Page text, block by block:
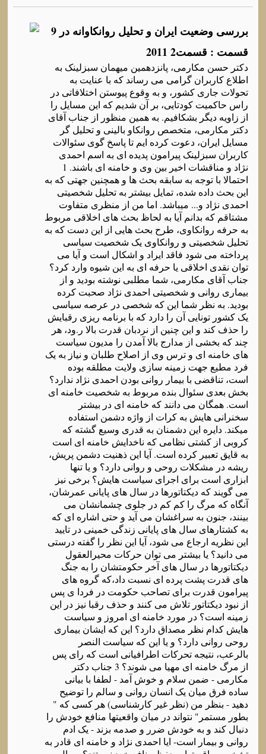
بررسی وضعیت ایران و تحلیل روانکاوانه در 9
قسمت : قسمت2 2011
دکتر حسن مکارمی، پانزدهمین میهمان سبزلینک به
اطلاع کاربران گرامی می رساند که با عنایت به
تحولات جاری کشور، و به وقوع پیوستن اختلافاتی در
راس حاکمیت کودتایی، بر آن شدیم که این مسایل را
از زاویه دیگر بشکافیم. به همین منظور از جناب آقای
دکتر مکارمی، متخصص روانکاو بالینی و تحلیل گر
مسایل ایران، دعوت کرده ایم تا پاسخ گوی سئوالات
کاربران سبزلینک پیرامون پدیده ای به اسم احمدی
نژاد و مناقشات اخیر بین وی و خامنه ای باشند. 1
احتمالا با توجه به سابقه بحث ها و همچنین جهتی که به
این بحث داده شده، تمایل بیشتر به تحلیل شخصیتی
احمدی نژاد و... میباشد. اما من از منظری متفاوت
مشتاقم که بدانم آیا به لحاظ بحث های اخلاقی مربوط
به حرفه روانکاوی، طرح بحث هایی از این دست که به
تحلیل شخصیتی و روانکاوی یک شخصیت سیاسی
پرداخته می شود فاقد ایراد و اشکال است و آیا می
توان نقدی اخلاقی یا حرفه ای به این شیوه وارد کرد؟
جناب آقای مکارمی، شما مطلبی نوشته بودید و از
بیماری روانی و شخصیتی احمدی نژاد صحبت کرده
بودید. به نظر شما این که شخصی در عرصه سیاسی
یک کشور تونایی آن را دارد که با برنامه ریزی رقبایش
را حذف کند و این چنین از نردبان قدرت بالا ر.ود، هر
چند که بخشی از مدارج بالا آمدن را مدیون سیاست
های خامنه ای و ترس وی از اصلاح طلبان و نیاز به یک
فرد مطیع جهت زمینه سازی ولایت مطلقه بوده
است، تناقضی با بیمار روانی بودن احمدی نژاد ندارد؟
بخش بعدی سئوال بنده مربوط به شخصیت خامنه ای
است. همگان می دانند که خامنه ای در بیشتر
سخنرانی هایش به کرات از واژه دشمن استفاده
میکند. دایره این دشمنان به قدری وسیع گشته که
کروبی از کشتی نظامی که ناخدایش خامنه ای است
به قایق تعبیر کرده است. آیا این ذهنیت دشمن پریش،
ریشه در مشکلات روحی و روانی دارد؟ و یا تنها
ابزاری است برای اجرای سیاست هایش؟ برخی نیز
می گویند که دیکتاتورها در سال های پایانی عمرشان،
آنگاه که مرگ را کم کم در جلوی چشمانشان می
بینند، جنون به سراغشان می آید و حتی اشاره ای که
به کشتارهای سال های پایانی زندگی خمینی در تایید
این نظریه ارجاع می شود، آیا این نظر را گفته درستی
می دانید؟ یا بیشتر می توان حرکات محیرالعقول
دیکتاتورها در سال های آخر حکومتشان را به جنگ
های قدرت پشت پرده ای نسبت داد،که گروه های
پیرامون قدرت برای تصاحب حکومت در فردا ی پس
از نبود دیکتاتور تلاش می کنند و حذف رقبا نیز در این
زمینه است؟ در مورد خامنه ای امروز و سیاست
هایش کدام نظر مصداق دارد؟ این که ایشان بیماری
روحی روانی دارد؟ و یا این که سیاست النصر
بالرعب، نتیجه تحرکات اطرافیانی است که رای پس
از مرگ خامنه ای مهیا می شوند؟ 3 جناب دکتر
مکارمی - ضمن سلام و خوش آمد - لطفا با بیانی
ساده فرق میان یک انسان روانی و سالم را توضیح
دهید - بنظر من (نظر غیر کارشناسی) هر کسی که "
بطور مستمر" نتواند در میان واقعیتها منافع خودش را
دنبال کند و به خودش ضرر و صدمه بزند - یک ادم
روانی و بیمار است- ایا احمدی نژاد و خامنه ای قادر به